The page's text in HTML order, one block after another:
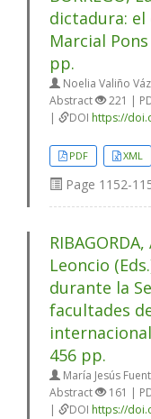
dictadura: el
Marcial
pp.
Noelia Valiño
Abstract
221 |
|
DOI https://
PDF XML
Page 1152-
Leoncio
durante la
facultades
456 pp.
María Jesús
Abstract
161 |
|
DOI https://